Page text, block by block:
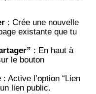
: Crée une nouvelle
existante que tu
: En haut à
le bouton
: Active l’option “Lien
lien public.